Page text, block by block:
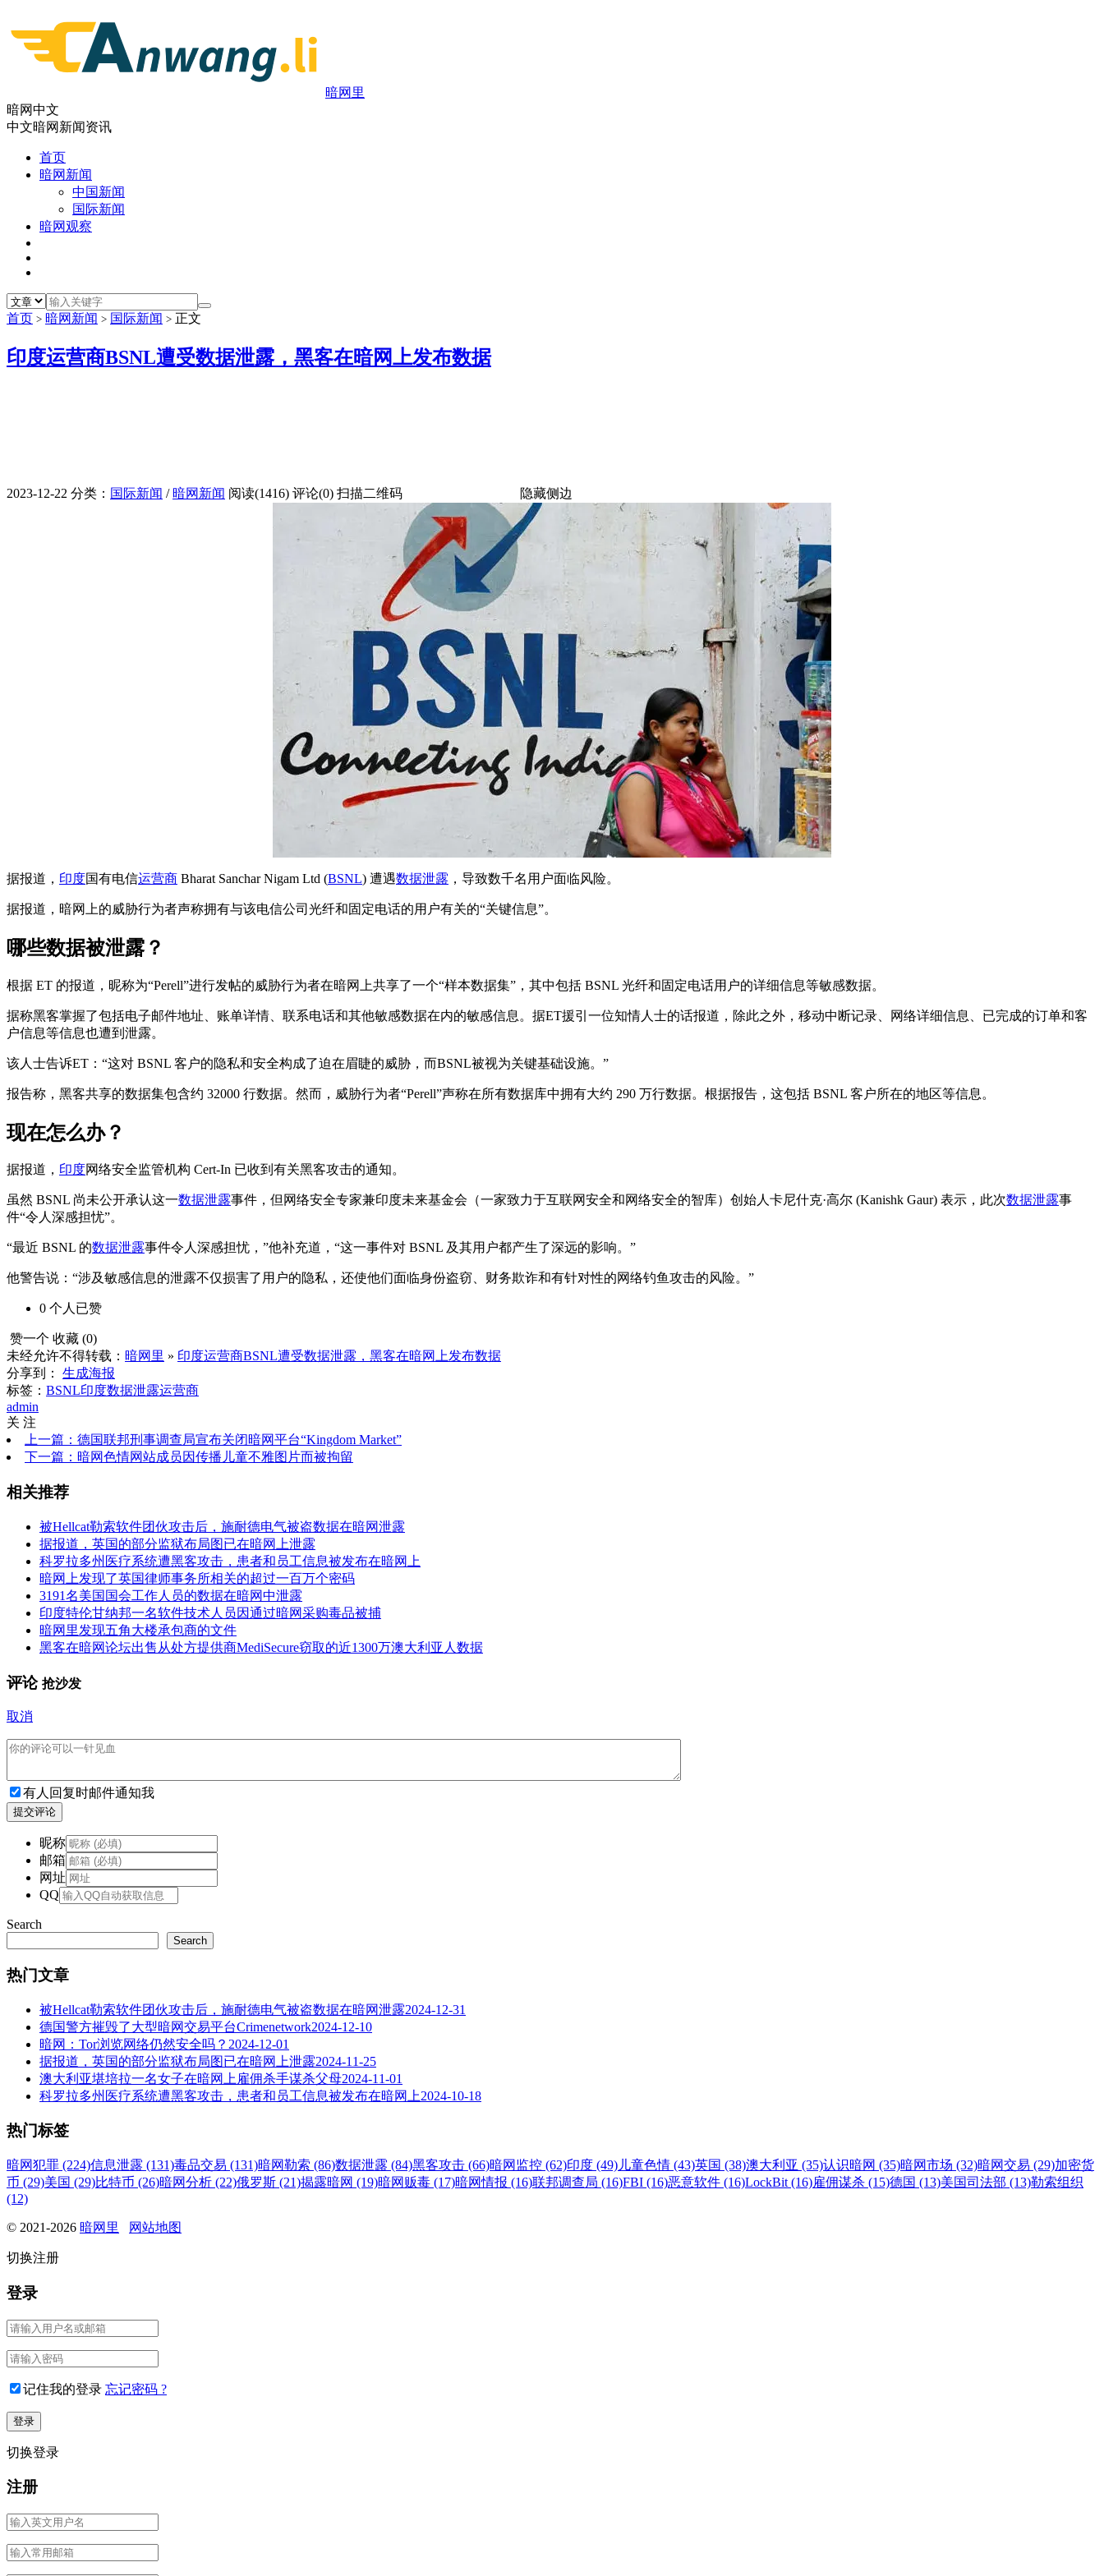
暗网里
暗网中文
中文暗网新闻资讯
首页
暗网新闻
中国新闻
国际新闻
暗网观察
首页 > 暗网新闻 > 国际新闻 > 正文
印度运营商BSNL遭受数据泄露，黑客在暗网上发布数据
2023-12-22 分类： 国际新闻 / 暗网新闻 阅读(1416) 评论(0) 扫描二维码 隐藏侧边
据报道， 印度国有电信运营商 Bharat Sanchar Nigam Ltd (BSNL) 遭遇数据泄露 ，导致数千名用户面临风险。
据报道，暗网上的威胁行为者声称拥有与该电信公司光纤和固定电话的用户有关的“关键信息”。
哪些数据被泄露？
根据 ET 的报道，昵称为“Perell”进行发帖的威胁行为者在暗网上共享了一个“样本数据集”，其中包括 BSNL 光纤和固定电话用户的详细信息等敏感数据。
据称黑客掌握了包括电子邮件地址、账单详情、联系电话和其他敏感数据在内的敏感信息。据ET援引一位知情人士的话报道，除此之外，移动中断记录、网络详细信息、已完成的订单和客
户信息等信息也遭到泄露。
该人士告诉ET：“这对 BSNL 客户的隐私和安全构成了迫在眉睫的威胁，而BSNL被视为关键基础设施。”
报告称，黑客共享的数据集包含约 32000 行数据。然而，威胁行为者“Perell”声称在所有数据库中拥有大约 290 万行数据。根据报告，这包括 BSNL 客户所在的地区等信息。
现在怎么办？
据报道， 印度网络安全监管机构 Cert-In 已收到有关黑客攻击的通知。
虽然 BSNL 尚未公开承认这一数据泄露事件，但网络安全专家兼印度未来基金会（一家致力于互联网安全和网络安全的智库）创始人卡尼什克·高尔 (Kanishk Gaur) 表示，此次数据泄露事
件“令人深感担忧”。
“最近 BSNL 的数据泄露事件令人深感担忧，”他补充道，“这一事件对 BSNL 及其用户都产生了深远的影响。”
他警告说：“涉及敏感信息的泄露不仅损害了用户的隐私，还使他们面临身份盗窃、财务欺诈和有针对性的网络钓鱼攻击的风险。”
0 个人已赞
赞一个 收藏 (0)
未经允许不得转载： 暗网里 » 印度运营商BSNL遭受数据泄露，黑客在暗网上发布数据
分享到：
生成海报
标签： BSNL印度数据泄露运营商
admin
关 注
上一篇：德国联邦刑事调查局宣布关闭暗网平台“Kingdom Market”
下一篇：暗网色情网站成员因传播儿童不雅图片而被拘留
相关推荐
被Hellcat勒索软件团伙攻击后，施耐德电气被盗数据在暗网泄露
据报道，英国的部分监狱布局图已在暗网上泄露
科罗拉多州医疗系统遭黑客攻击，患者和员工信息被发布在暗网上
暗网上发现了英国律师事务所相关的超过一百万个密码
3191名美国国会工作人员的数据在暗网中泄露
印度特伦甘纳邦一名软件技术人员因通过暗网采购毒品被捕
暗网里发现五角大楼承包商的文件
黑客在暗网论坛出售从处方提供商MediSecure窃取的近1300万澳大利亚人数据
评论 抢沙发
取消
有人回复时邮件通知我
提交评论
昵称
邮箱
网址
QQ
Search
Search
热门文章
被Hellcat勒索软件团伙攻击后，施耐德电气被盗数据在暗网泄露2024-12-31
德国警方摧毁了大型暗网交易平台Crimenetwork2024-12-10
暗网：Tor浏览网络仍然安全吗？ 2024-12-01
据报道，英国的部分监狱布局图已在暗网上泄露2024-11-25
澳大利亚堪培拉一名女子在暗网上雇佣杀手谋杀父母2024-11-01
科罗拉多州医疗系统遭黑客攻击，患者和员工信息被发布在暗网上2024-10-18
热门标签
暗网犯罪 (224)信息泄露 (131)毒品交易 (131)暗网勒索 (86)数据泄露 (84)黑客攻击 (66)暗网监控 (62)印度 (49) 儿童色情 (43)英国 (38)澳大利亚 (35)认识暗网 (35)暗网市场 (32)暗网交易 (29)加密货
币 (29)美国 (29)比特币 (26)暗网分析 (22)俄罗斯 (21)揭露暗网 (19)暗网贩毒 (17)暗网情报 (16)联邦调查局 (16)FBI (16)恶意软件 (16)LockBit (16)雇佣谋杀 (15)德国 (13)美国司法部 (13)勒索组织
(12)
© 2021-2026 暗网里 网站地图
切换注册
登录
记住我的登录 忘记密码 ?
切换登录
注册